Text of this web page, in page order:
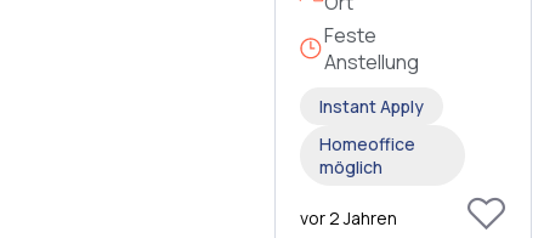
Feste
Anstellung
Instant Apply
Homeoffice
möglich
vor 2 Jahren